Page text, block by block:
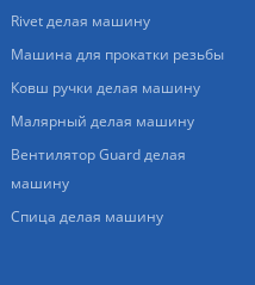
Rivet делая машину
Машина для прокатки резьбы
Ковш ручки делая машину
Малярный делая машину
Вентилятор Guard делая
машину
Спица делая машину